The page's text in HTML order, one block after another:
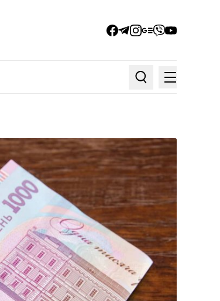
facebook
telegram
instagram
google_news
viberyoutube
Пошук по статтях
Меню